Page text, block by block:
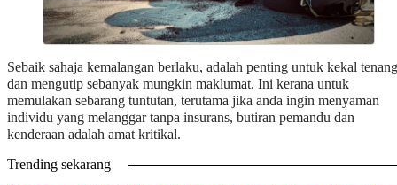
Sebaik sahaja kemalangan berlaku, adalah penting untuk kekal tenang
dan mengutip sebanyak mungkin maklumat. Ini kerana untuk
memulakan sebarang tuntutan, terutama jika anda ingin menyaman
individu yang melanggar tanpa insurans, butiran pemandu dan
kenderaan adalah amat kritikal.
Trending sekarang